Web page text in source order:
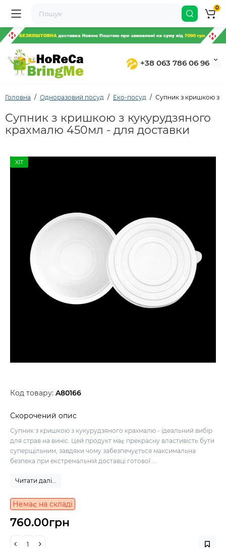
+38 063 786 06 96
0
Головна Одноразовий посуд Еко-посуд Супник з кришкою з
Супник з кришкою з кукурудзяного
крахмалю 450мл - для доставки
ХІТ
Код товару: A80166
Скорочений опис
Супник з кришкою з кукурудзяного крахмалю - ідеальний вибір
для страв на виніс. Цей продукт має прекрасну властивість бути
суперщільним, завдяки чому забезпечується максимальна
безпека при екстремальній доставці готової ...
Читати далі...
Немає на складі
760.00грн